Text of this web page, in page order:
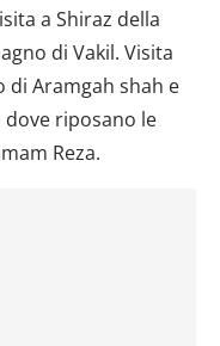
a Shiraz della
di Vakil. Visita
Aramgah shah e
riposano le
Reza.